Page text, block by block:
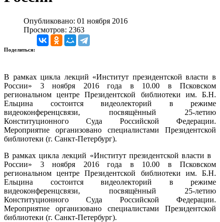
Опубликовано: 01 ноября 2016
Просмотров: 2363
Поделиться:
В рамках цикла лекций «Институт президентской власти в
России» 3 ноября 2016 года в 10.00 в Псковском
региональном центре Президентской библиотеки им. Б.Н.
Ельцина состоится видеолекторий в режиме
видеоконференцсвязи, посвящённый 25-летию
Конституционного Суда Российской Федерации.
Мероприятие организовано специалистами Президентской
библиотеки (г. Санкт-Петербург).
В рамках цикла лекций «Институт президентской власти в
России» 3 ноября 2016 года в 10.00 в Псковском
региональном центре Президентской библиотеки им. Б.Н.
Ельцина состоится видеолекторий в режиме
видеоконференцсвязи, посвящённый 25-летию
Конституционного Суда Российской Федерации.
Мероприятие организовано специалистами Президентской
библиотеки (г. Санкт-Петербург).